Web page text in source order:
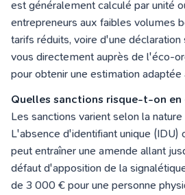
est généralement calculé par unité
entrepreneurs aux faibles volumes
tarifs réduits, voire d'une
vous directement auprès de l'éco-
pour obtenir une estimation adaptée
Quelles sanctions risque-t-on en
Les sanctions varient selon la
L'absence d'identifiant unique (IDU)
peut entraîner une amende allant
défaut d'apposition de la
de 3 000 € pour une personne